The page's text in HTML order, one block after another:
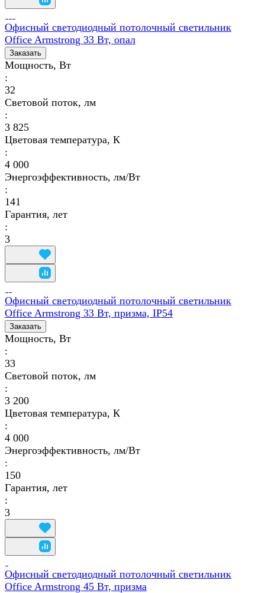
Офисный светодиодный потолочный светильник
Office Armstrong 33 Вт, опал
Заказать
Мощность, Вт
:
32
Световой поток, лм
:
3 825
Цветовая температура, К
:
4 000
Энергоэффективность, лм/Вт
:
141
Гарантия, лет
:
3
Офисный светодиодный потолочный светильник
Office Armstrong 33 Вт, призма, IP54
Заказать
Мощность, Вт
:
33
Световой поток, лм
:
3 200
Цветовая температура, К
:
4 000
Энергоэффективность, лм/Вт
:
150
Гарантия, лет
:
3
Офисный светодиодный потолочный светильник
Office Armstrong 45 Вт, призма